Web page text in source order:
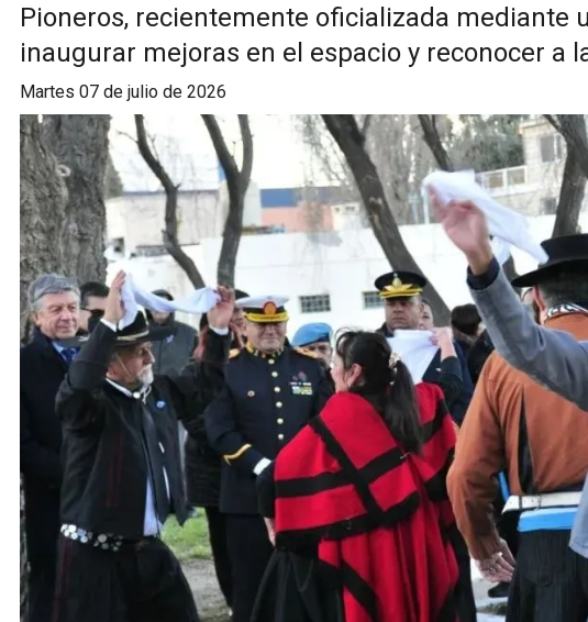
Pioneros, recientemente oficializada mediante
inaugurar mejoras en el espacio y reconocer a
martes 07 de julio de 2026